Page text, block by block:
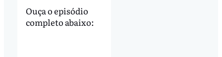
Ouça o episódio
completo abaixo: